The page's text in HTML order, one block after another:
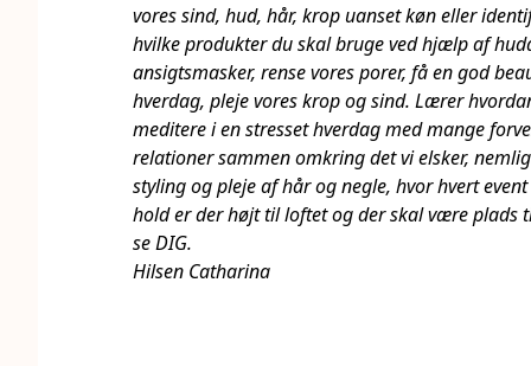
vores sind, hud, hår, krop uanset køn eller
hvilke produkter du skal bruge ved hjælp af
ansigtsmasker, rense vores porer, få en god
hverdag, pleje vores krop og sind. Lærer
meditere i en stresset hverdag med mange
relationer sammen omkring det vi elsker,
styling og pleje af hår og negle, hvor hvert
hold er der højt til loftet og der skal være plads
se DIG.
Hilsen Catharina